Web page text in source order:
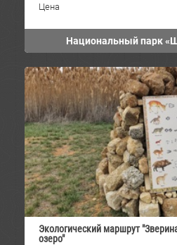
Цена
Национальный парк
Экологический маршрут
озеро"